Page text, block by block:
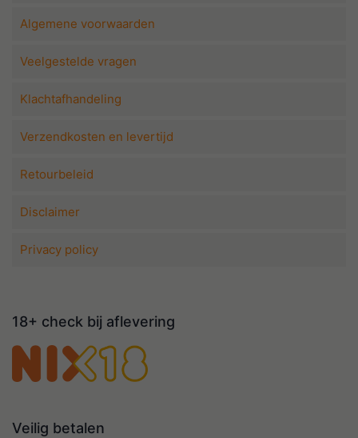
Algemene voorwaarden
Veelgestelde vragen
Klachtafhandeling
Verzendkosten en levertijd
Retourbeleid
Disclaimer
Privacy policy
18+ check bij aflevering
Veilig betalen